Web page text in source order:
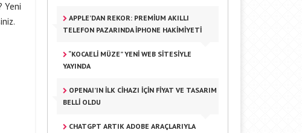
Yeni
APPLE’DAN REKOR: PREMIUM AKILLI
TELEFON PAZARINDA IPHONE HAKIMIYETI
“KOCAELI MÜZE” YENI WEB SITESIYLE
YAYINDA
OPENAI’IN İLK CIHAZI IÇIN FIYAT VE TASARIM
BELLI OLDU
CHATGPT ARTIK ADOBE ARAÇLARIYLA